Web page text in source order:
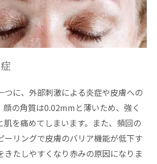
つに、外部刺激による炎症や皮膚への
顔の角質は0.02mmと薄いため、強く
肌を痛めてしまいます。また、頻回の
ーリングで皮膚のバリア機能が低下す
きたしやすくなり赤みの原因になりま